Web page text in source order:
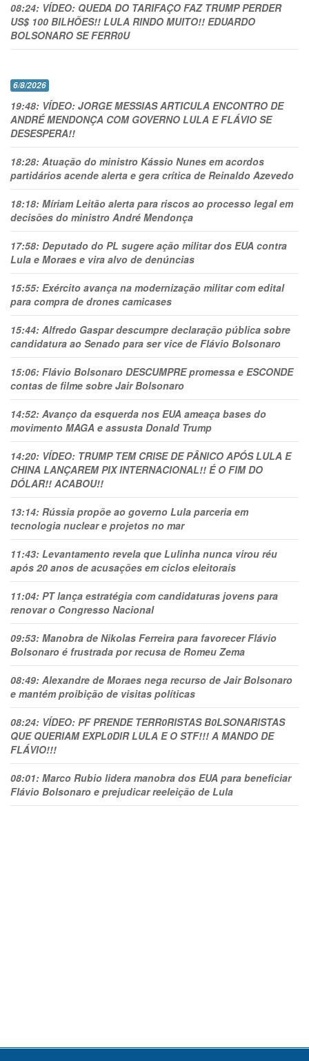
08:24: VÍDEO: QUEDA DO TARIFAÇO FAZ TRUMP PERDER
US$ 100 BILHÕES!! LULA RINDO MUITO!! EDUARDO
BOLSONARO SE FERR0U
6/8/2026
19:48: VÍDEO: JORGE MESSIAS ARTICULA ENCONTRO DE
ANDRÉ MENDONÇA COM GOVERNO LULA E FLÁVIO SE
DESESPERA!!
18:28: Atuação do ministro Kássio Nunes em acordos
partidários acende alerta e gera crítica de Reinaldo Azevedo
18:18: Míriam Leitão alerta para riscos ao processo legal em
decisões do ministro André Mendonça
17:58: Deputado do PL sugere ação militar dos EUA contra
Lula e Moraes e vira alvo de denúncias
15:55: Exército avança na modernização militar com edital
para compra de drones camicases
15:44: Alfredo Gaspar descumpre declaração pública sobre
candidatura ao Senado para ser vice de Flávio Bolsonaro
15:06: Flávio Bolsonaro DESCUMPRE promessa e ESCONDE
contas de filme sobre Jair Bolsonaro
14:52: Avanço da esquerda nos EUA ameaça bases do
movimento MAGA e assusta Donald Trump
14:20: VÍDEO: TRUMP TEM CRlSE DE PÂNlCO APÓS LULA E
CHINA LANÇAREM PIX INTERNACIONAL!! É O FIM DO
DÓLAR!! ACABOU!!
13:14: Rússia propõe ao governo Lula parceria em
tecnologia nuclear e projetos no mar
11:43: Levantamento revela que Lulinha nunca virou réu
após 20 anos de acusações em ciclos eleitorais
11:04: PT lança estratégia com candidaturas jovens para
renovar o Congresso Nacional
09:53: Manobra de Nikolas Ferreira para favorecer Flávio
Bolsonaro é frustrada por recusa de Romeu Zema
08:49: Alexandre de Moraes nega recurso de Jair Bolsonaro
e mantém proibição de visitas políticas
08:24: VÍDEO: PF PRENDE TERR0RlSTAS B0LSONARlSTAS
QUE QUERIAM EXPL0DlR LULA E O STF!!! A MANDO DE
FLÁVIO!!!
08:01: Marco Rubio lidera manobra dos EUA para beneficiar
Flávio Bolsonaro e prejudicar reeleição de Lula